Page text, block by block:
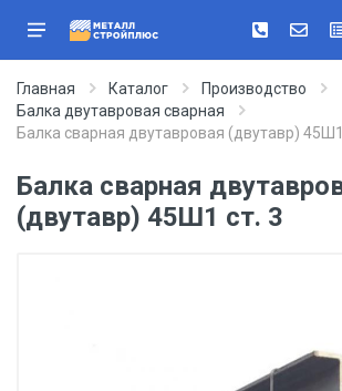
Главная Каталог
Производство
Балка двутавровая сварная
Балка сварная двутавровая (двутавр)
Балка сварная
(двутавр) 45Ш1 ст. 3